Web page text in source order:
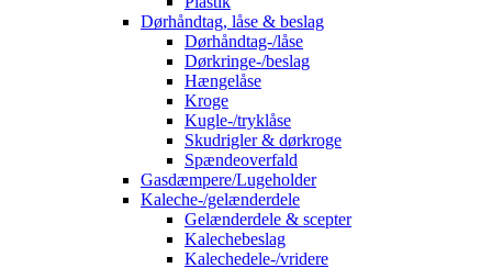
Dørhåndtag, låse & beslag
Dørhåndtag-/låse
Dørkringe-/beslag
Hængelåse
Kroge
Kugle-/tryklåse
Skudrigler & dørkroge
Spændeoverfald
Gasdæmpere/Lugeholder
Kaleche-/gelænderdele
Gelænderdele & scepter
Kalechebeslag
Kalechedele-/vridere